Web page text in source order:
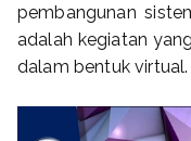
pembangunan
adalah kegiatan
dalam bentuk virtual.